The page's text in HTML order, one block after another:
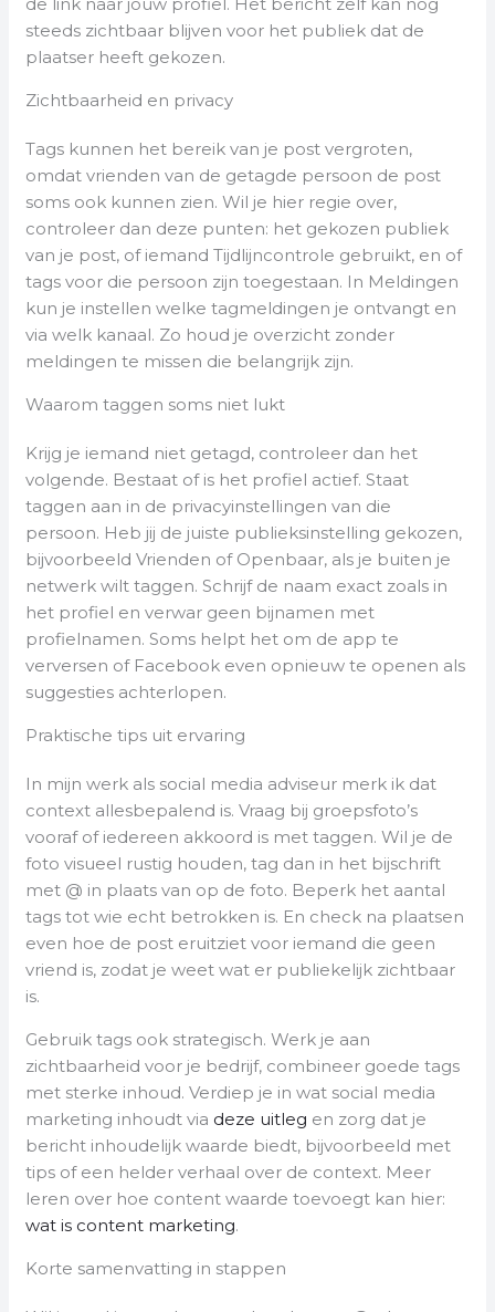
de link naar jouw profiel. Het bericht zelf kan nog
steeds zichtbaar blijven voor het publiek dat de
plaatser heeft gekozen.
Zichtbaarheid en privacy
Tags kunnen het bereik van je post vergroten,
omdat vrienden van de getagde persoon de post
soms ook kunnen zien. Wil je hier regie over,
controleer dan deze punten: het gekozen publiek
van je post, of iemand Tijdlijncontrole gebruikt, en of
tags voor die persoon zijn toegestaan. In Meldingen
kun je instellen welke tagmeldingen je ontvangt en
via welk kanaal. Zo houd je overzicht zonder
meldingen te missen die belangrijk zijn.
Waarom taggen soms niet lukt
Krijg je iemand niet getagd, controleer dan het
volgende. Bestaat of is het profiel actief. Staat
taggen aan in de privacyinstellingen van die
persoon. Heb jij de juiste publieksinstelling gekozen,
bijvoorbeeld Vrienden of Openbaar, als je buiten je
netwerk wilt taggen. Schrijf de naam exact zoals in
het profiel en verwar geen bijnamen met
profielnamen. Soms helpt het om de app te
verversen of Facebook even opnieuw te openen als
suggesties achterlopen.
Praktische tips uit ervaring
In mijn werk als social media adviseur merk ik dat
context allesbepalend is. Vraag bij groepsfoto’s
vooraf of iedereen akkoord is met taggen. Wil je de
foto visueel rustig houden, tag dan in het bijschrift
met @ in plaats van op de foto. Beperk het aantal
tags tot wie echt betrokken is. En check na plaatsen
even hoe de post eruitziet voor iemand die geen
vriend is, zodat je weet wat er publiekelijk zichtbaar
is.
Gebruik tags ook strategisch. Werk je aan
zichtbaarheid voor je bedrijf, combineer goede tags
met sterke inhoud. Verdiep je in wat social media
marketing inhoudt via deze uitleg en zorg dat je
bericht inhoudelijk waarde biedt, bijvoorbeeld met
tips of een helder verhaal over de context. Meer
leren over hoe content waarde toevoegt kan hier:
wat is content marketing.
Korte samenvatting in stappen